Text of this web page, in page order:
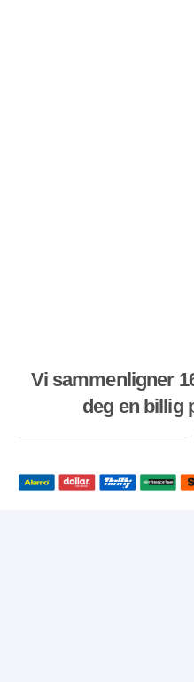
Vi sammenligner
deg en billig